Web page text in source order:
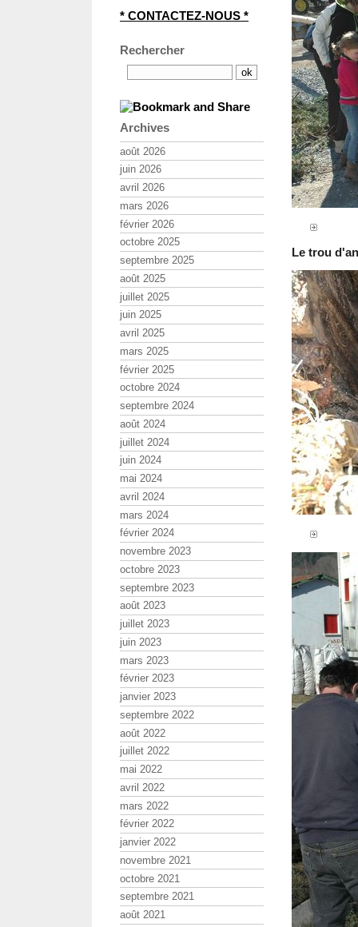
Le trou
* CONTACTEZ-NOUS *
Rechercher
Archives
août 2026
juin 2026
avril 2026
mars 2026
février 2026
octobre 2025
septembre 2025
août 2025
juillet 2025
juin 2025
avril 2025
mars 2025
février 2025
octobre 2024
septembre 2024
août 2024
juillet 2024
juin 2024
mai 2024
avril 2024
mars 2024
février 2024
novembre 2023
octobre 2023
septembre 2023
août 2023
juillet 2023
juin 2023
mars 2023
février 2023
janvier 2023
septembre 2022
août 2022
juillet 2022
mai 2022
avril 2022
mars 2022
février 2022
janvier 2022
novembre 2021
octobre 2021
septembre 2021
août 2021